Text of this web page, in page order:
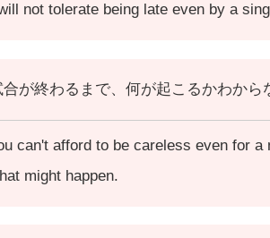
will not tolerate being late even by a
合が終わるまで、何が起こるかわから
can't afford to be careless even for
might happen.